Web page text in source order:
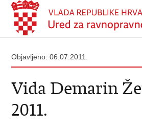
Objavljeno: 06.07.2011.
Vida Demarin
2011.